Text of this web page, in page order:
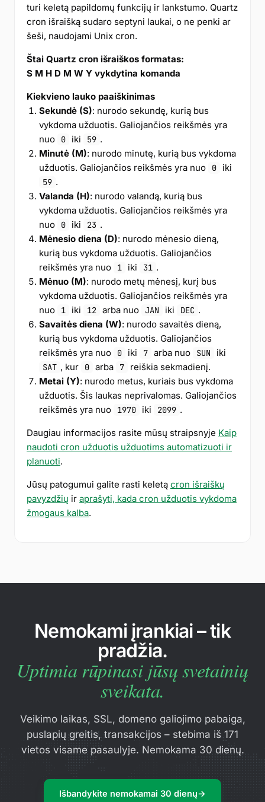
turi keletą papildomų funkcijų ir lankstumo. Quartz
cron išraišką sudaro septyni laukai, o ne penki ar
šeši, naudojami Unix cron.
Štai Quartz cron išraiškos formatas:
S M H D M W Y vykdytina komanda
Kiekvieno lauko paaiškinimas
Sekundė (S): nurodo sekundę, kurią bus
vykdoma užduotis. Galiojančios reikšmės yra
nuo
0 iki 59 .
Minutė (M): nurodo minutę, kurią bus vykdoma
užduotis. Galiojančios reikšmės yra nuo
0 iki
59 .
Valanda (H): nurodo valandą, kurią bus
vykdoma užduotis. Galiojančios reikšmės yra
nuo
0 iki 23 .
Mėnesio diena (D): nurodo mėnesio dieną,
kurią bus vykdoma užduotis. Galiojančios
reikšmės yra nuo
1 iki 31 .
Mėnuo (M): nurodo metų mėnesį, kurį bus
vykdoma užduotis. Galiojančios reikšmės yra
nuo
1 iki 12 arba nuo JAN iki DEC .
Savaitės diena (W): nurodo savaitės dieną,
kurią bus vykdoma užduotis. Galiojančios
reikšmės yra nuo
0 iki 7 arba nuo SUN iki
SAT , kur 0 arba 7
reiškia sekmadienį.
Metai (Y): nurodo metus, kuriais bus vykdoma
užduotis. Šis laukas neprivalomas. Galiojančios
reikšmės yra nuo
1970 iki 2099 .
Daugiau informacijos rasite mūsų straipsnyje Kaip
naudoti cron užduotis užduotims automatizuoti ir
planuoti.
Jūsų patogumui galite rasti keletą cron išraiškų
pavyzdžių ir aprašyti, kada cron užduotis vykdoma
žmogaus kalba.
Nemokami įrankiai – tik
pradžia.
Uptimia rūpinasi jūsų svetainių
sveikata.
Veikimo laikas, SSL, domeno galiojimo pabaiga,
puslapių greitis, transakcijos – stebima iš 171
vietos visame pasaulyje. Nemokama 30 dienų.
Išbandykite nemokamai 30 dienų→